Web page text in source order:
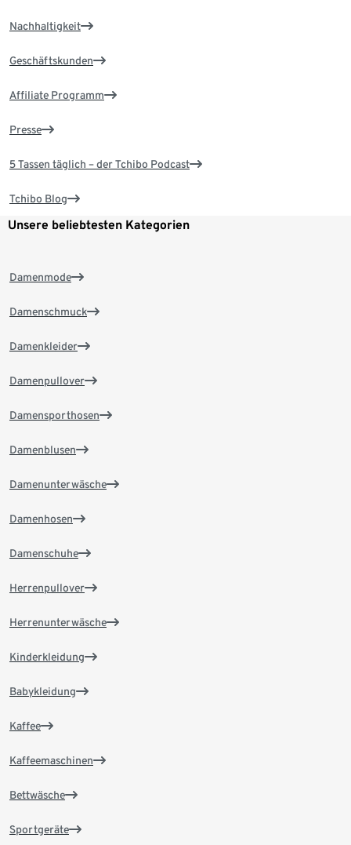
Nachhaltigkeit
Geschäftskunden
Affiliate Programm
Presse
5 Tassen täglich – der Tchibo Podcast
Tchibo Blog
Unsere beliebtesten Kategorien
Damenmode
Damenschmuck
Damenkleider
Damenpullover
Damensporthosen
Damenblusen
Damenunterwäsche
Damenhosen
Damenschuhe
Herrenpullover
Herrenunterwäsche
Kinderkleidung
Babykleidung
Kaffee
Kaffeemaschinen
Bettwäsche
Sportgeräte